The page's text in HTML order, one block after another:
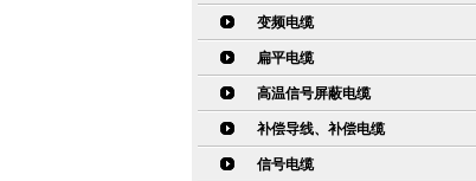
变频电缆
扁平电缆
高温信号屏蔽电缆
补偿导线、补偿电缆
信号电缆